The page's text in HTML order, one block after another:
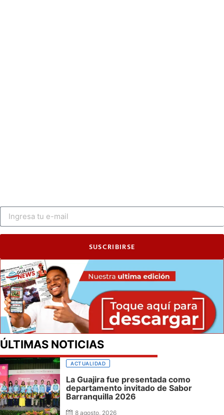
SUSCRIBIRSE
ÚLTIMAS NOTICIAS
ACTUALIDAD
La Guajira fue presentada como
departamento invitado de Sabor
Barranquilla 2026
8 agosto, 2026